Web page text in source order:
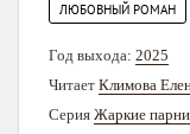
ЛЮБОВНЫЙ РОМАН
Год выхода: 2025
Читает Климова
Серия Жаркие парни